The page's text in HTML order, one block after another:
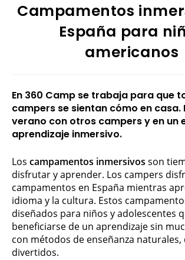
Campamentos
España para
americanos
En 360 Camp se trabaja para que
campers se sientan cómo en casa.
verano con otros campers y en un
aprendizaje inmersivo.
Los campamentos inmersivos son
disfrutar y aprender. Los campers
campamentos en España mientras
idioma y la cultura. Estos
diseñados para niños y adolescentes
beneficiarse de un aprendizaje sin
con métodos de enseñanza naturales,
divertidos.